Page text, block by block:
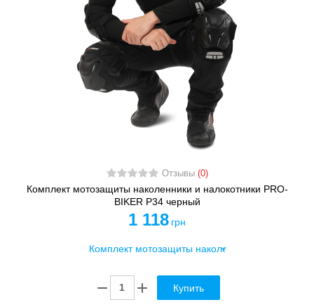
Отзывы (0)
Комплект мотозащиты наколенники и налокотники PRO-
BIKER P34 черный
1 118 грн
Купить